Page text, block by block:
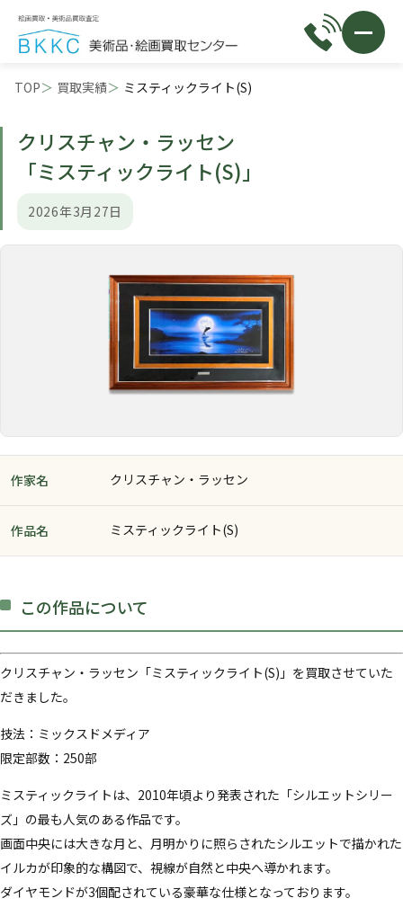
TOP 買取実績 ミスティックライト(S)
クリスチャン・ラッセン
「ミスティックライト(S)」
2026年3月27日
作家名 クリスチャン・ラッセン
作品名 ミスティックライト(S)
この作品について
クリスチャン・ラッセン「ミスティックライト(S)」を買取させていた
だきました。
技法：ミックスドメディア
限定部数：250部
ミスティックライトは、2010年頃より発表された「シルエットシリー
ズ」の最も人気のある作品です。
画面中央には大きな月と、月明かりに照らされたシルエットで描かれた
イルカが印象的な構図で、視線が自然と中央へ導かれます。
ダイヤモンドが3個配されている豪華な仕様となっております。